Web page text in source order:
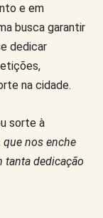
e em
busca garantir
dedicar
na cidade.
sorte à
que nos enche
tanta dedicação